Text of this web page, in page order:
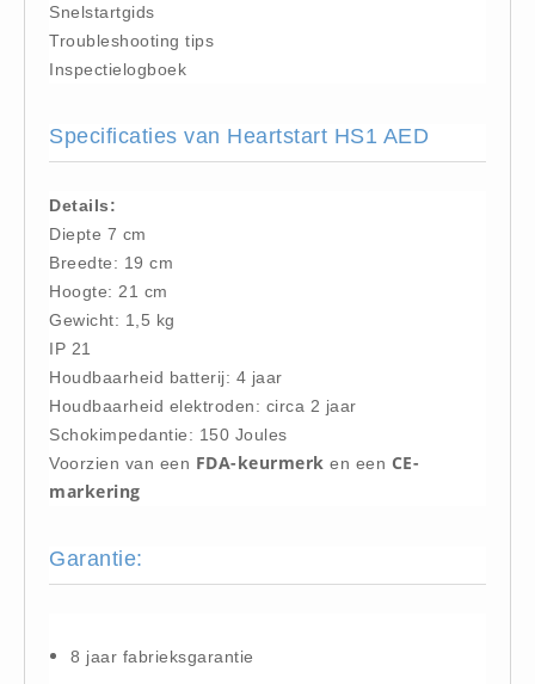
Medicatie (0)
Oefenmateriaal
Brand (9)
Trainingselektroden (7)
Verslikken en verstikken (1)
Oogdouche - Spoeling
Algemeen (5)
Pictogrammen
Bordjes (14)
Pleistermaterialen
HACCP blauw (4)
Portofoons
Snelstartgids
Troubleshooting tips
Inspectielogboek
Specificaties van Heartstart HS1 AED
Details:
Diepte 7 cm
Breedte: 19 cm
Hoogte: 21 cm
Gewicht: 1,5 kg
IP 21
Houdbaarheid batterij: 4 jaar
Houdbaarheid elektroden: circa 2 jaar
Schokimpedantie: 150 Joules
Voorzien van een FDA-keurmerk en een CE-
markering
Garantie:
8 jaar fabrieksgarantie